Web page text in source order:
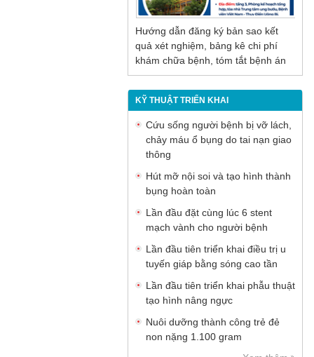
mật chủ
Hướng dẫn đăng ký bản sao kết
quả xét nghiệm, bảng kê chi phí
khám chữa bệnh, tóm tắt bệnh án
KỸ THUẬT TRIỂN KHAI
Cứu sống người bệnh bị vỡ lách,
chảy máu ổ bụng do tai nạn giao
thông
Hút mỡ nội soi và tạo hình thành
bụng hoàn toàn
Lần đầu đặt cùng lúc 6 stent
mạch vành cho người bệnh
Lần đầu tiên triển khai điều trị u
tuyến giáp bằng sóng cao tần
Lần đầu tiên triển khai phẫu thuật
tạo hình nâng ngực
Nuôi dưỡng thành công trẻ đẻ
non nặng 1.100 gram